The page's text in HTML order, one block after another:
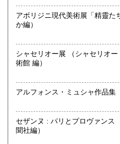
お探しの本等ございましたら、
常時宅配買取、出張買取、宅配
お問い合わせください。
沿線名：都営新宿線・三田線
最寄駅：神保町駅A7出口徒歩
営業時間：平日・祭日共に 11
定休日：日曜定休・年末年始
書籍の買取について
まずは電話かメール、ホームペ
絡ください。
アボリジニ現代美術展「精靈たちのふる
か編）
シャセリオー展 （シャセリオー [画] ; 陳岡めぐみ, 国立西洋美
術館 編）
アルフォンス・ミュシャ作品集
セザンヌ : パリとプロヴァンス （国立新美術館, 日本経済新
聞社編）